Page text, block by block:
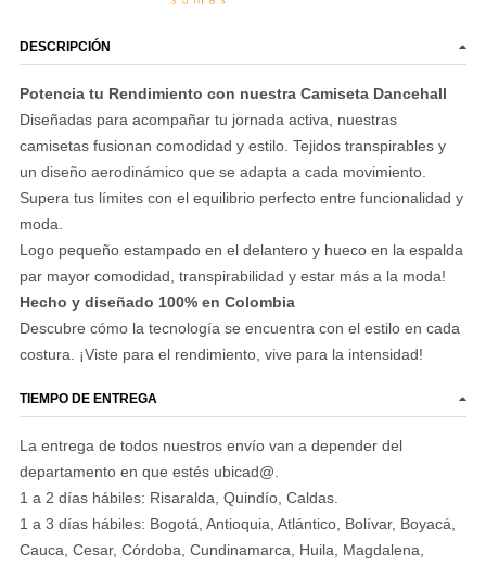
DESCRIPCIÓN
Potencia tu Rendimiento con nuestra Camiseta Dancehall
Diseñadas para acompañar tu jornada activa, nuestras
camisetas fusionan comodidad y estilo. Tejidos transpirables y
un diseño aerodinámico que se adapta a cada movimiento.
Supera tus límites con el equilibrio perfecto entre funcionalidad y
moda.
Logo pequeño estampado en el delantero y hueco en la espalda
par mayor comodidad, transpirabilidad y estar más a la moda!
Hecho y diseñado 100% en Colombia
Descubre cómo la tecnología se encuentra con el estilo en cada
costura. ¡Viste para el rendimiento, vive para la intensidad!
TIEMPO DE ENTREGA
La entrega de todos nuestros envío van a depender del
departamento en que estés ubicad@.
1 a 2 días hábiles: Risaralda, Quindío, Caldas.
1 a 3 días hábiles: Bogotá, Antioquia, Atlántico, Bolívar, Boyacá,
Cauca, Cesar, Córdoba, Cundinamarca, Huila, Magdalena,